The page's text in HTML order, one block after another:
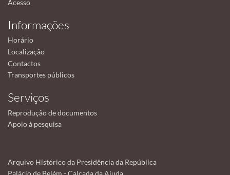
Acesso
Informações
Horário
Localização
Contactos
Transportes públicos
Serviços
Reprodução de documentos
Apoio à pesquisa
Arquivo Histórico da Presidência da República